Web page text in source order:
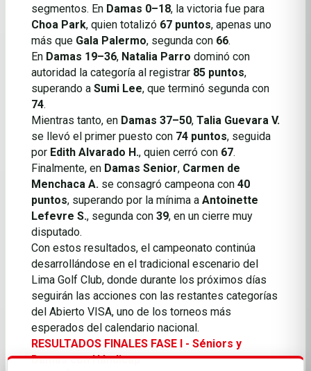
segmentos. En Damas 0–18, la victoria fue para
Choa Park, quien totalizó 67 puntos, apenas uno
más que Gala Palermo, segunda con 66.
En Damas 19–36, Natalia Parro dominó con
autoridad la categoría al registrar 85 puntos,
superando a Sumi Lee, que terminó segunda con
74.
Mientras tanto, en Damas 37–50, Talia Guevara V.
se llevó el primer puesto con 74 puntos, seguida
por Edith Alvarado H., quien cerró con 67.
Finalmente, en Damas Senior, Carmen de
Menchaca A. se consagró campeona con 40
puntos, superando por la mínima a Antoinette
Lefevre S., segunda con 39, en un cierre muy
disputado.
Con estos resultados, el campeonato continúa
desarrollándose en el tradicional escenario del
Lima Golf Club, donde durante los próximos días
seguirán las acciones con las restantes categorías
del Abierto VISA, uno de los torneos más
esperados del calendario nacional.
RESULTADOS FINALES FASE I - Séniors y
Damas con Hándicap